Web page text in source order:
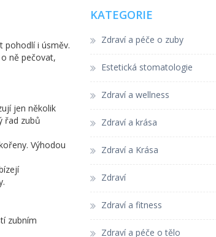
pohodlí i úsměv.
ně pečovat,
jen několik
řad zubů
Výhodou
zubním
KATEGORIE
Zdraví a péče o zuby
Estetická stomatologie
Zdraví a wellness
Zdraví a krása
Zdraví a Krása
Zdraví
Zdraví a fitness
Zdraví a péče o tělo